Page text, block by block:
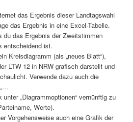
das Ergebnis dieser Landtagswahl
das Ergebnis in eine Excel-Tabelle.
du das Ergebnis der Zweitstimmen
entscheidend ist.
Kreisdiagramm (als „neues Blatt“),
LTW 12 in NRW grafisch darstellt und
Verwende dazu auch die
„…
„Diagrammoptionen“ vernünftig zu
Werte).
Vorgehensweise auch eine Grafik der